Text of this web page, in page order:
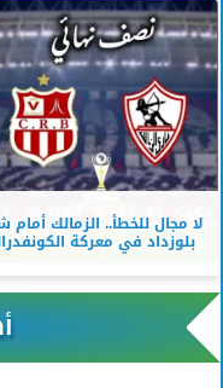
لا مجال للخطأ.. الزمالك أمام
بلوزداد في معركة